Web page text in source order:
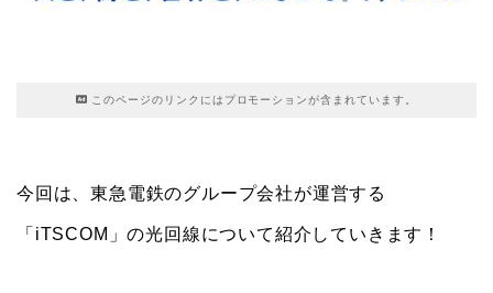
このページのリンクにはプロモーションが含まれています。
今回は、東急電鉄のグループ会社が運営する
「iTSCOM」の光回線について紹介していきます！